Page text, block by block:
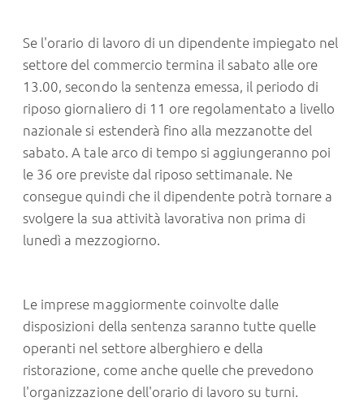
Se l'orario di lavoro di un dipendente impiegato nel
settore del commercio termina il sabato alle ore
13.00, secondo la sentenza emessa, il periodo di
riposo giornaliero di 11 ore regolamentato a livello
nazionale si estenderà fino alla mezzanotte del
sabato. A tale arco di tempo si aggiungeranno poi
le 36 ore previste dal riposo settimanale. Ne
consegue quindi che il dipendente potrà tornare a
svolgere la sua attività lavorativa non prima di
lunedì a mezzogiorno.
Le imprese maggiormente coinvolte dalle
disposizioni della sentenza saranno tutte quelle
operanti nel settore alberghiero e della
ristorazione, come anche quelle che prevedono
l'organizzazione dell'orario di lavoro su turni.